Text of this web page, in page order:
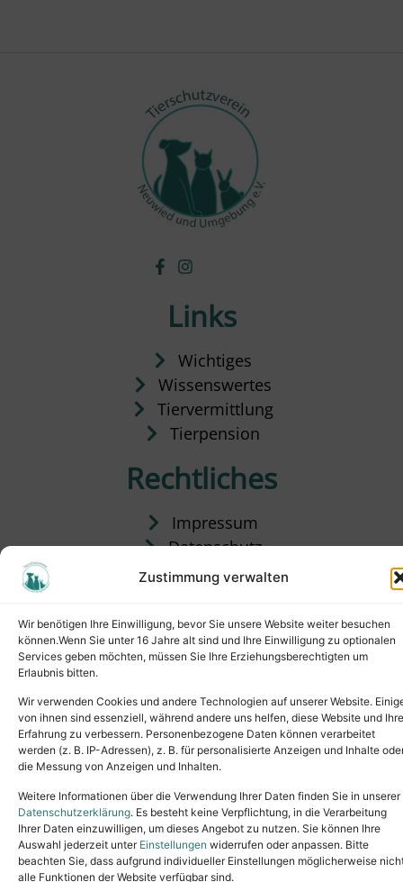
Zustimmung verwalten
Wir benötigen Ihre Einwilligung, bevor Sie unsere Website weiter besuchen
können.Wenn Sie unter 16 Jahre alt sind und Ihre Einwilligung zu optionalen
Services geben möchten, müssen Sie Ihre Erziehungsberechtigten um
Erlaubnis bitten.
Wir verwenden Cookies und andere Technologien auf unserer Website.
von ihnen sind essenziell, während andere uns helfen, diese Website und Ihre
Erfahrung zu verbessern. Personenbezogene Daten können verarbeitet
werden (z. B. IP-Adressen), z. B. für personalisierte Anzeigen und Inhalte
die Messung von Anzeigen und Inhalten.
Weitere Informationen über die Verwendung Ihrer Daten finden Sie in unserer
Datenschutzerklärung. Es besteht keine Verpflichtung, in die Verarbeitung
Ihrer Daten einzuwilligen, um dieses Angebot zu nutzen. Sie können Ihre
Auswahl jederzeit unter Einstellungen widerrufen oder anpassen. Bitte
beachten Sie, dass aufgrund individueller Einstellungen möglicherweise
alle Funktionen der Website verfügbar sind.
Links
Wichtiges
Wissenswertes
Tiervermittlung
Tierpension
Rechtliches
Impressum
Datenschutz
Satzung
Copyright © 2024. All rights reserved.
Tel.: (02631) 55356buero@tierheim-neuwied.de
Ludwigshof 1, 56567 Neuwied